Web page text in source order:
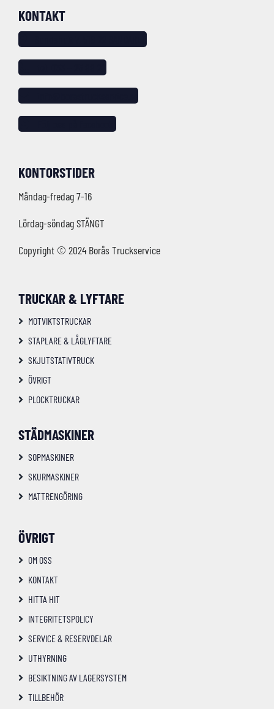
KONTAKT
KONTORSTIDER
Måndag-fredag 7-16
Lördag-söndag STÄNGT
Copyright © 2024 Borås Truckservice
TRUCKAR & LYFTARE
MOTVIKTSTRUCKAR
STAPLARE & LÅGLYFTARE
SKJUTSTATIVTRUCK
ÖVRIGT
PLOCKTRUCKAR
STÄDMASKINER
SOPMASKINER
SKURMASKINER
MATTRENGÖRING
ÖVRIGT
OM OSS
KONTAKT
HITTA HIT
INTEGRITETSPOLICY
SERVICE & RESERVDELAR
UTHYRNING
BESIKTNING AV LAGERSYSTEM
TILLBEHÖR